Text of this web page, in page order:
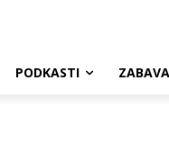
PODKASTI ZABAVA